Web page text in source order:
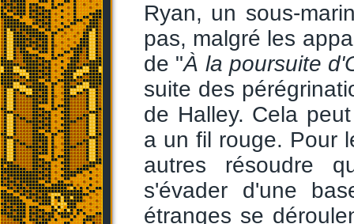
Ryan, un sous-
pas, malgré les
de "À la poursuite
suite des
de Halley. Cela
a un fil rouge. Pour
autres résoudre
s'évader d'une
étranges se